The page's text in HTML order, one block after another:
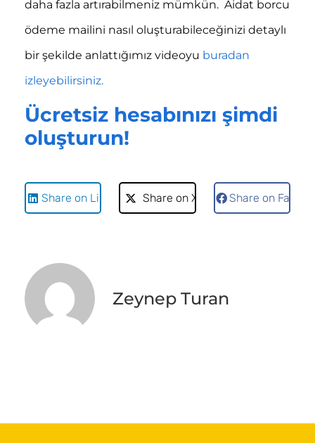
daha fazla artırabilmeniz mümkün. Aidat borcu
ödeme mailini nasıl oluşturabileceğinizi detaylı
bir şekilde anlattığımız videoyu buradan
izleyebilirsiniz.
Ücretsiz hesabınızı şimdi
oluşturun!
Share on LinkedIn Share on X Share on
Zeynep Turan